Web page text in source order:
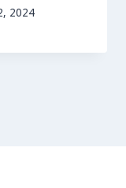
2024